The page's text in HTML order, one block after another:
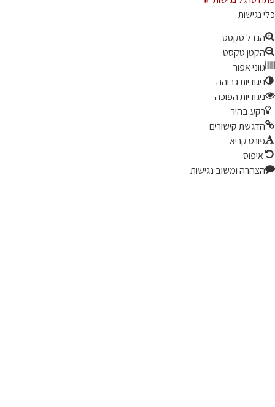
טקסט
טקסט
אפור
גבוהה
הפוכה
בהיר
קישורים
קריא
איפוס
ומשוב נגישות